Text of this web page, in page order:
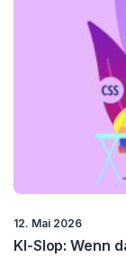
12. Mai 2026
KI-Slop: Wenn